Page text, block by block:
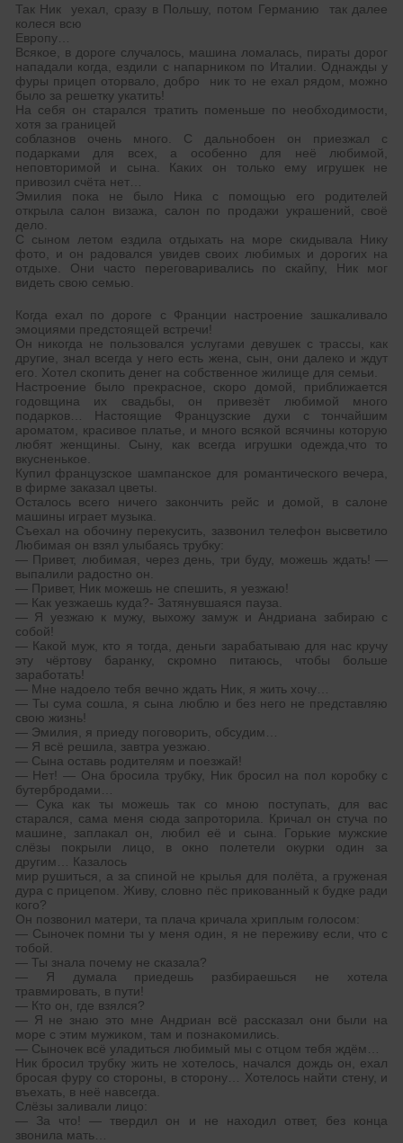
Так Ник уехал, сразу в Польшу, потом Германию так далее
колеся всю
Европу…
Всякое, в дороге случалось, машина ломалась, пираты дорог
нападали когда, ездили с напарником по Италии. Однажды у
фуры прицеп оторвало, добро ник то не ехал рядом, можно
было за решетку укатить!
На себя он старался тратить поменьше по необходимости,
хотя за границей
соблазнов очень много. С дальнобоен он приезжал с
подарками для всех, а особенно для неё любимой,
неповторимой и сына. Каких он только ему игрушек не
привозил счёта нет…
Эмилия пока не было Ника с помощью его родителей
открыла салон визажа, салон по продажи украшений, своё
дело.
С сыном летом ездила отдыхать на море скидывала Нику
фото, и он радовался увидев своих любимых и дорогих на
отдыхе. Они часто переговаривались по скайпу, Ник мог
видеть свою семью.
Когда ехал по дороге с Франции настроение зашкаливало
эмоциями предстоящей встречи!
Он никогда не пользовался услугами девушек с трассы, как
другие, знал всегда у него есть жена, сын, они далеко и ждут
его. Хотел скопить денег на собственное жилище для семьи.
Настроение было прекрасное, скоро домой, приближается
годовщина их свадьбы, он привезёт любимой много
подарков… Настоящие Французские духи с тончайшим
ароматом, красивое платье, и много всякой всячины которую
любят женщины. Сыну, как всегда игрушки одежда,что то
вкусненькое.
Купил французское шампанское для романтического вечера,
в фирме заказал цветы.
Осталось всего ничего закончить рейс и домой, в салоне
машины играет музыка.
Съехал на обочину перекусить, зазвонил телефон высветило
Любимая он взял улыбаясь трубку:
— Привет, любимая, через день, три буду, можешь ждать! —
выпалили радостно он.
— Привет, Ник можешь не спешить, я уезжаю!
— Как уезжаешь куда?- Затянувшаяся пауза.
— Я уезжаю к мужу, выхожу замуж и Андриана забираю с
собой!
— Какой муж, кто я тогда, деньги зарабатываю для нас кручу
эту чёртову баранку, скромно питаюсь, чтобы больше
заработать!
— Мне надоело тебя вечно ждать Ник, я жить хочу…
— Ты сума сошла, я сына люблю и без него не представляю
свою жизнь!
— Эмилия, я приеду поговорить, обсудим…
— Я всё решила, завтра уезжаю.
— Сына оставь родителям и поезжай!
— Нет! — Она бросила трубку, Ник бросил на пол коробку с
бутербродами…
— Сука как ты можешь так со мною поступать, для вас
старался, сама меня сюда запроторила. Кричал он стуча по
машине, заплакал он, любил её и сына. Горькие мужские
слёзы покрыли лицо, в окно полетели окурки один за
другим… Казалось
мир рушиться, а за спиной не крылья для полёта, а груженая
дура с прицепом. Живу, словно пёс прикованный к будке ради
кого?
Он позвонил матери, та плача кричала хриплым голосом:
— Сыночек помни ты у меня один, я не переживу если, что с
тобой.
— Ты знала почему не сказала?
— Я думала приедешь разбираешься не хотела
травмировать, в пути!
— Кто он, где взялся?
— Я не знаю это мне Андриан всё рассказал они были на
море с этим мужиком, там и познакомились.
— Сыночек всё уладиться любимый мы с отцом тебя ждём…
Ник бросил трубку жить не хотелось, начался дождь он, ехал
бросая фуру со стороны, в сторону… Хотелось найти стену, и
въехать, в неё навсегда.
Слёзы заливали лицо:
— За что! — твердил он и не находил ответ, без конца
звонила мать…